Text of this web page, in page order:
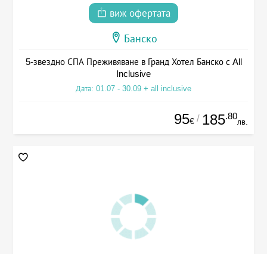
виж офертата
Банско
5-звездно СПА Преживяване в Гранд Хотел Банско с All
Inclusive
Дата: 01.07 - 30.09 + all inclusive
95€ / 185.80
лв.